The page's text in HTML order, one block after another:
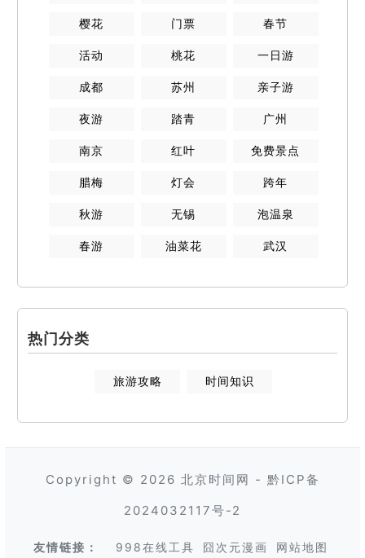
樱花 门票 春节
活动 桃花 一日游
成都 苏州 亲子游
夜游 踏青 广州
南京 红叶 免费景点
腊梅 灯会 跨年
秋游 无锡 泡温泉
春游 油菜花 武汉
热门分类
旅游攻略 时间知识
Copyright © 2026 北京时间网 - 黔ICP备
2024032117号-2
友情链接： 998在线工具 囧次元漫画 网站地图